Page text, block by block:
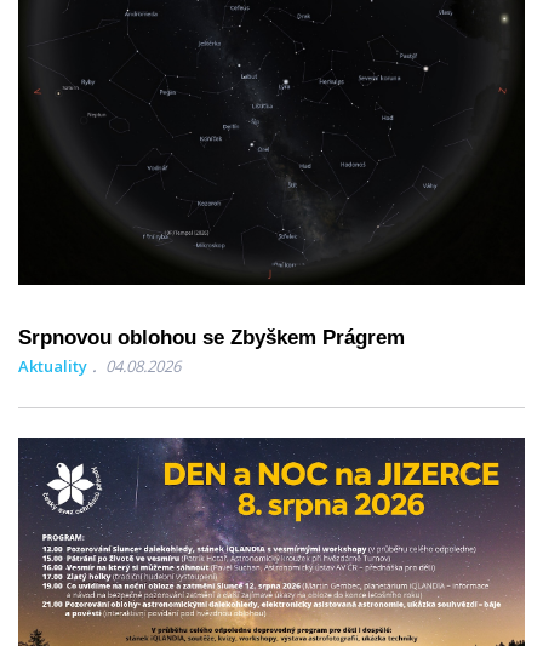
Srpnovou oblohou se Zbyškem Prágrem
Aktuality 04.08.2026